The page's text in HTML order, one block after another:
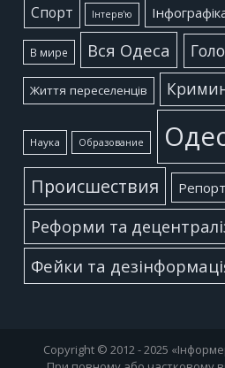
Cпорт Інтерв'ю
В мире Вся Одеса
Життя переселенців
Наука Образование
Происшествия
Реформи та
Фейки та
Copyright © 2012 - 2025